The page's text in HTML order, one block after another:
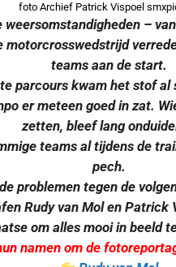
foto Archief Patrick Vispoel
weersomstandigheden –
motorcrosswedstrijd
teams aan de start.
parcours kwam het stof al
er meteen goed in zat.
zetten, bleef lang
teams al tijdens de
pech.
problemen tegen de
Rudy van Mol en Patrick
om alles mooi in beeld
namen om de